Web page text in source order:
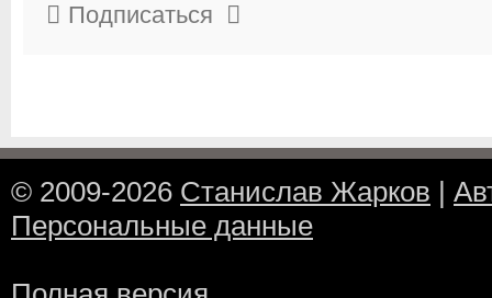
Подписаться
© 2009-2026 Станислав Жарков |
Персональные данные